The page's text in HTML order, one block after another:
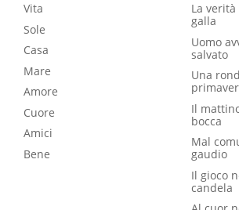
Vita
Sole
Casa
Mare
Amore
Cuore
Amici
Bene
La
galla
Uomo
salvato
Una
Il
bocca
Mal
gaudio
Il gioco
candela